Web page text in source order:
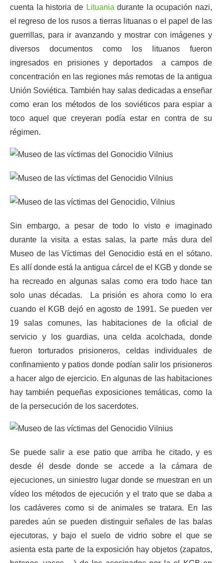
cuenta la historia de Lituania durante la ocupación nazi,
el regreso de los rusos a tierras lituanas o el papel de las
guerrillas, para ir avanzando y mostrar con imágenes y
diversos documentos como los lituanos fueron
ingresados en prisiones y deportados a campos de
concentración en las regiones más remotas de la antigua
Unión Soviética. También hay salas dedicadas a enseñar
como eran los métodos de los soviéticos para espiar a
toco aquel que creyeran podía estar en contra de su
régimen.
Sin embargo, a pesar de todo lo visto e imaginado
durante la visita a estas salas, la parte más dura del
Museo de las Víctimas del Genocidio está en el sótano.
Es allí donde está la antigua cárcel de el KGB y donde se
ha recreado en algunas salas como era todo hace tan
solo unas décadas. La prisión es ahora como lo era
cuando el KGB dejó en agosto de 1991. Se pueden ver
19 salas comunes, las habitaciones de la oficial de
servicio y los guardias, una celda acolchada, donde
fueron torturados prisioneros, celdas individuales de
confinamiento y patios donde podían salir los prisioneros
a hacer algo de ejercicio. En algunas de las habitaciones
hay también pequeñas exposiciones temáticas, como la
de la persecución de los sacerdotes.
Se puede salir a ese patio que arriba he citado, y es
desde él desde donde se accede a la cámara de
ejecuciones, un siniestro lugar donde se muestran en un
vídeo los métodos de ejecución y el trato que se daba a
los cadáveres como si de animales se tratara. En las
paredes aún se pueden distinguir señales de las balas
ejecutoras, y bajo el suelo de vidrio sobre el que se
asienta esta parte de la exposición hay objetos (zapatos,